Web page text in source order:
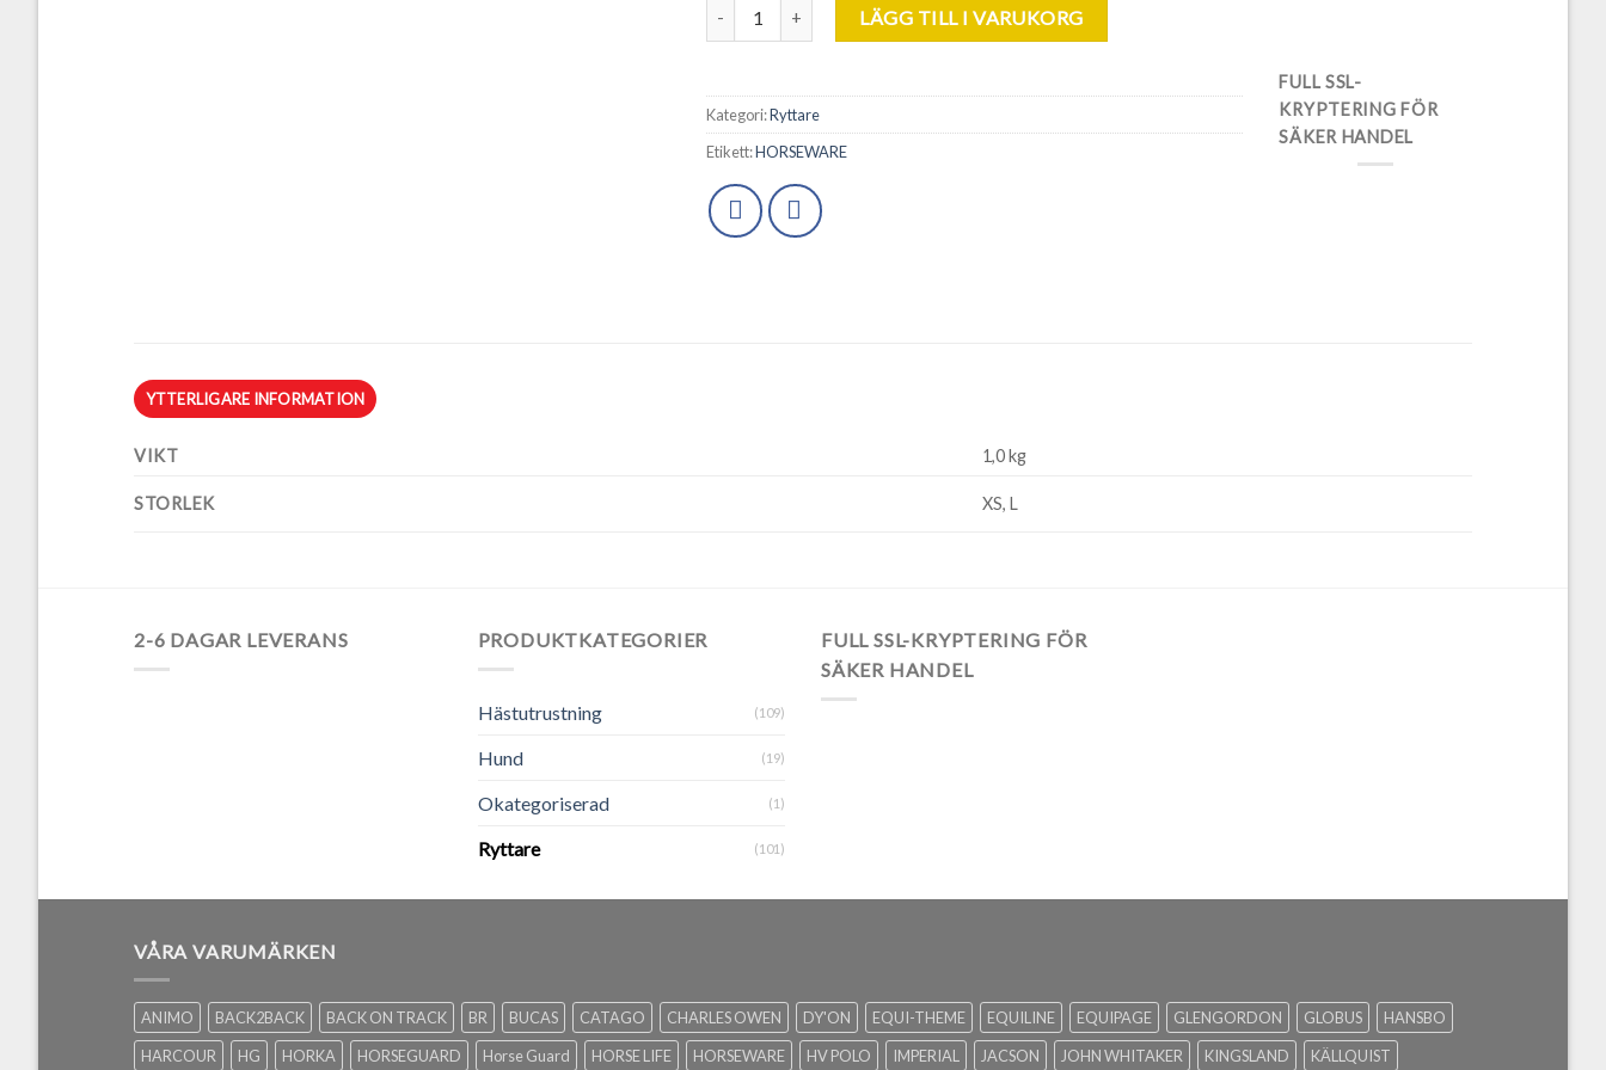
Horseware. Cara Ladies T-Shirt. mängd
LÄGG TILL I VARUKORG
Kategori:Ryttare
Etikett:HORSEWARE
FULL SSL-
KRYPTERING FÖR
SÄKER HANDEL
YTTERLIGARE INFORMATION
VIKT 1,0 kg
STORLEK XS, L
2-6 DAGAR LEVERANS PRODUKTKATEGORIER
Hästutrustning (109)
Hund (19)
Okategoriserad (1)
Ryttare (101)
FULL SSL-KRYPTERING FÖR
SÄKER HANDEL
VÅRA VARUMÄRKEN
ANIMO BACK2BACK BACK ON TRACK BR BUCAS CATAGO CHARLES OWEN DY'ON EQUI-THEME EQUILINE EQUIPAGE GLENGORDON GLOBUS
HANSBO
HARCOUR
HG HORKA HORSEGUARD Horse Guard HORSE LIFE HORSEWARE HV POLO IMPERIAL JACSON JOHN WHITAKER KINGSLAND KÄLLQUIST